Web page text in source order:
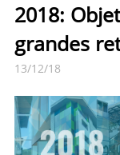
2018:
grandes
13/12/18